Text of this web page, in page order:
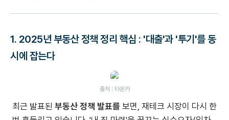
1. 2025년 부동산 정책 정리 핵심 : '대출'과 '투기'를 동
시에 잡는다
출처 : 타운카
최근 발표된 부동산 정책 발표를 보면, 재테크 시장이 다시 한